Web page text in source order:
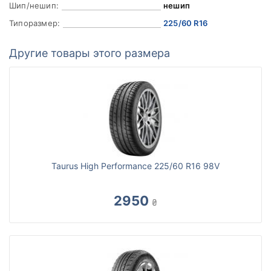
Шип/нешип:
нешип
Типоразмер:
225/60 R16
Другие товары этого размера
Taurus High Performance 225/60 R16 98V
2950 ₴